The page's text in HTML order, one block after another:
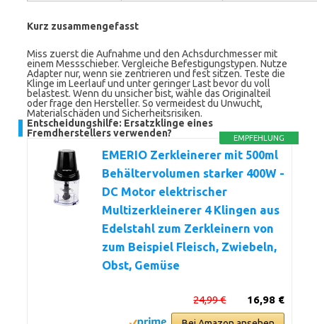
Kurz zusammengefasst
Miss zuerst die Aufnahme und den Achsdurchmesser mit
einem Messschieber. Vergleiche Befestigungstypen. Nutze
Adapter nur, wenn sie zentrieren und fest sitzen. Teste die
Klinge im Leerlauf und unter geringer Last bevor du voll
belastest. Wenn du unsicher bist, wähle das Originalteil
oder frage den Hersteller. So vermeidest du Unwucht,
Materialschäden und Sicherheitsrisiken.
Entscheidungshilfe: Ersatzklinge eines
Fremdherstellers verwenden?
EMPFEHLUNG
EMERIO Zerkleinerer mit 500ml
Behältervolumen starker 400W -
DC Motor elektrischer
Multizerkleinerer 4 Klingen aus
Edelstahl zum Zerkleinern von
zum Beispiel Fleisch, Zwiebeln,
Obst, Gemüse
16,98 €
24,99 €